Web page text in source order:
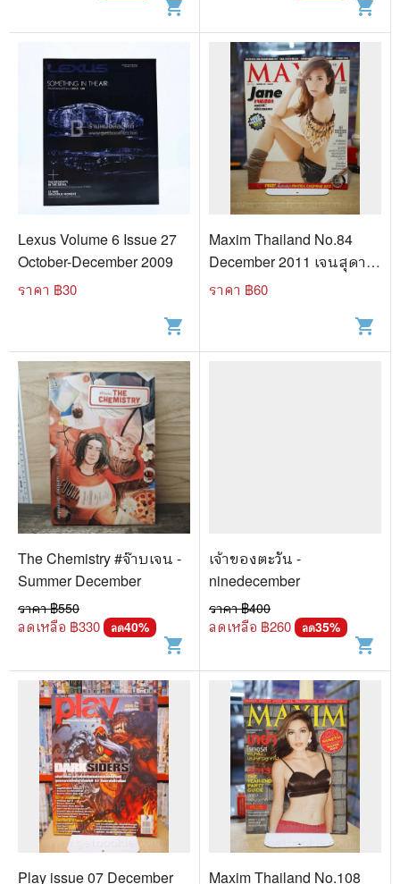
shopping_cart shopping_cart
Lexus Volume 6 Issue 27
October-December 2009
ราคา ฿30
shopping_cart
Maxim Thailand No.84
December 2011 เจนสุดา
ปานโต
ราคา ฿60
shopping_cart
The Chemistry #จ๊าบเจน -
Summer December
ราคา ฿550
ลดเหลือ ฿330 ลด40%
shopping_cart
เจ้าของตะวัน -
ninedecember
ราคา ฿400
ลดเหลือ ฿260 ลด35%
shopping_cart
Play issue 07 December Maxim Thailand No.108